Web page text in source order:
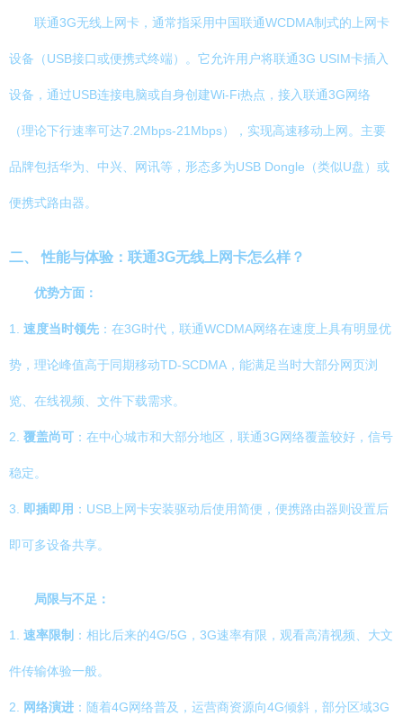
联通3G无线上网卡，通常指采用中国联通WCDMA制式的上网卡
设备（USB接口或便携式终端）。它允许用户将联通3G USIM卡插入
设备，通过USB连接电脑或自身创建Wi-Fi热点，接入联通3G网络
（理论下行速率可达7.2Mbps-21Mbps），实现高速移动上网。主要
品牌包括华为、中兴、网讯等，形态多为USB Dongle（类似U盘）或
便携式路由器。
二、 性能与体验：联通3G无线上网卡怎么样？
优势方面：
1. 速度当时领先 ：在3G时代，联通WCDMA网络在速度上具有明显优
势，理论峰值高于同期移动TD-SCDMA，能满足当时大部分网页浏
览、在线视频、文件下载需求。
2. 覆盖尚可 ：在中心城市和大部分地区，联通3G网络覆盖较好，信号
稳定。
3. 即插即用 ：USB上网卡安装驱动后使用简便，便携路由器则设置后
即可多设备共享。
局限与不足：
1. 速率限制 ：相比后来的4G/5G，3G速率有限，观看高清视频、大文
件传输体验一般。
2. 网络演进 ：随着4G网络普及，运营商资源向4G倾斜，部分区域3G